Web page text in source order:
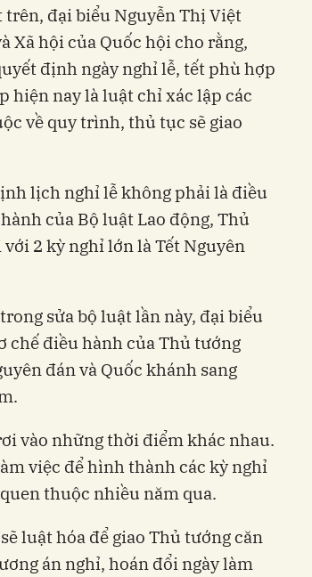
trên, đại biểu Nguyễn Thị Việt
Xã hội của Quốc hội cho rằng,
định ngày nghỉ lễ, tết phù hợp
hiện nay là luật chỉ xác lập các
về quy trình, thủ tục sẽ giao
lịch nghỉ lễ không phải là điều
của Bộ luật Lao động, Thủ
2 kỳ nghỉ lớn là Tết Nguyên
sửa bộ luật lần này, đại biểu
chế điều hành của Thủ tướng
đán và Quốc khánh sang
vào những thời điểm khác nhau.
việc để hình thành các kỳ nghỉ
thuộc nhiều năm qua.
luật hóa để giao Thủ tướng căn
án nghỉ, hoán đổi ngày làm